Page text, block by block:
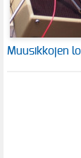
Muusikkojen